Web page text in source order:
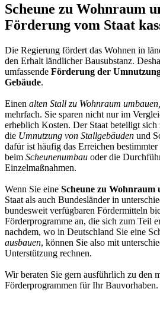
Scheune zu Wohnraum
Förderung vom Staat
Die Regierung fördert das Wohnen in
den Erhalt ländlicher Bausubstanz.
umfassende Förderung der
Gebäude.
Einen alten Stall zu Wohnraum umbauen,
mehrfach. Sie sparen nicht nur im
erheblich Kosten. Der Staat beteiligt
die Umnutzung von Stallgebäuden und
dafür ist häufig das Erreichen bestimmter
beim Scheunenumbau oder die
Einzelmaßnahmen.
Wenn Sie eine Scheune zu Wohnraum
Staat als auch Bundesländer in
bundesweit verfügbaren Fördermitteln
Förderprogramme an, die sich zum Teil
nachdem, wo in Deutschland Sie eine
ausbauen, können Sie also mit
Unterstützung rechnen.
Wir beraten Sie gern ausführlich zu den
Förderprogrammen für Ihr Bauvorhaben.